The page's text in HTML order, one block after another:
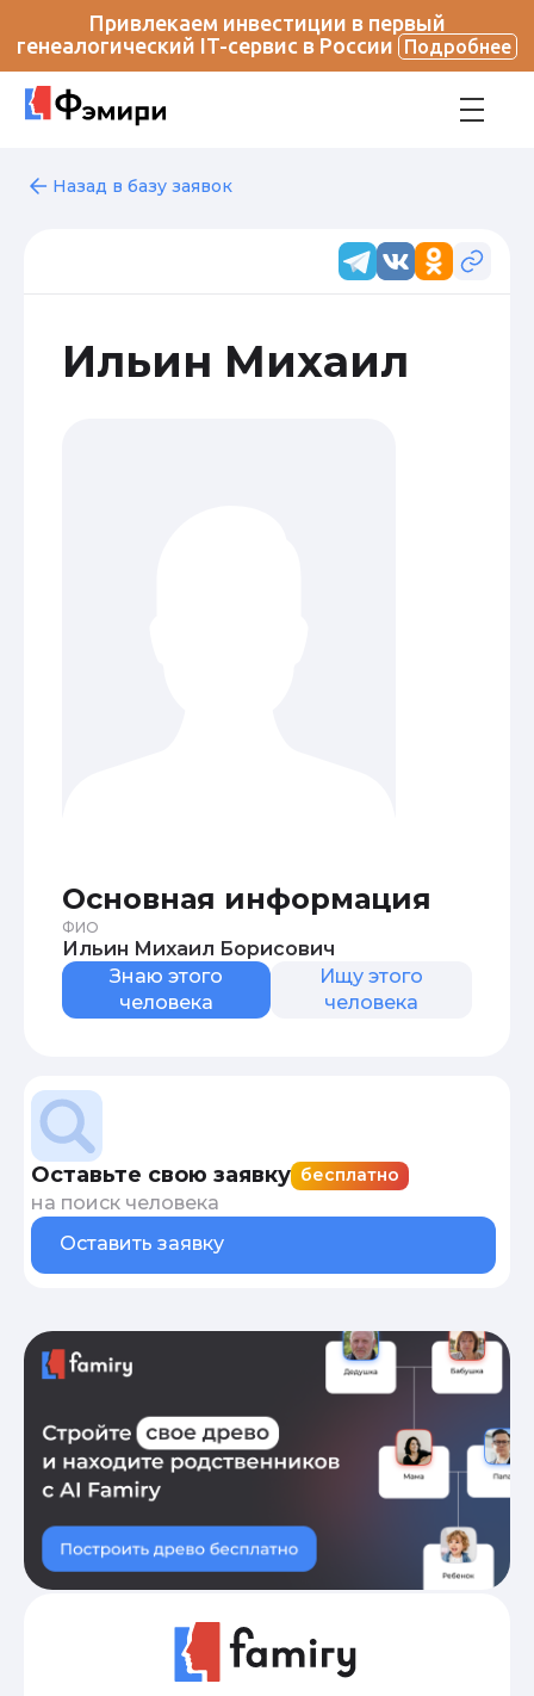
Привлекаем инвестиции в первый
генеалогический IT-сервис в России
Подробнее
Назад в базу заявок
Ильин Михаил
Основная информация
ФИО
Ильин Михаил Борисович
Знаю этого
человека
Ищу этого
человека
Оставьте свою заявку бесплатно
на поиск человека
Оставить заявку